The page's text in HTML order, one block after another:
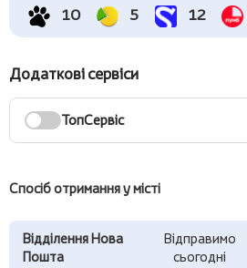
10 5 12
Додаткові сервіси
ТопСервіс
Спосіб отримання у місті
Відділення Нова
Пошта
Відправимо
сьогодні